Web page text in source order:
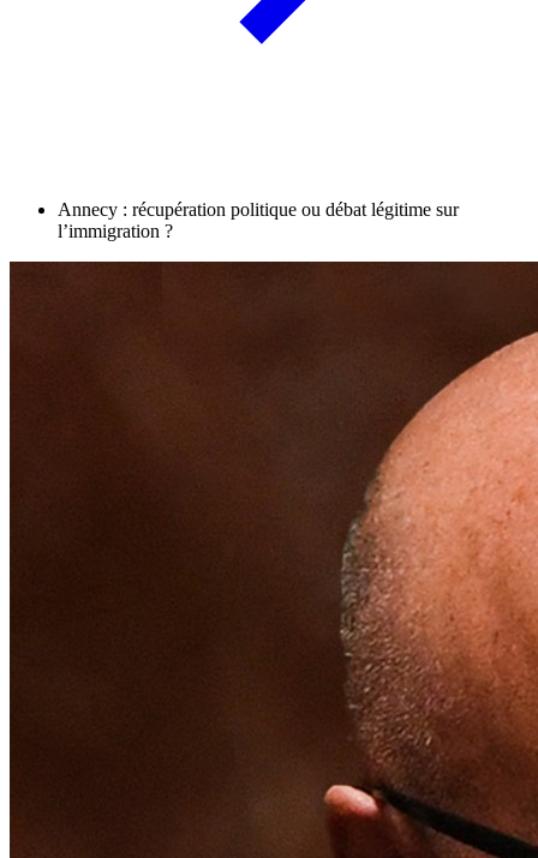
Annecy : récupération politique ou débat légitime sur
l’immigration ?